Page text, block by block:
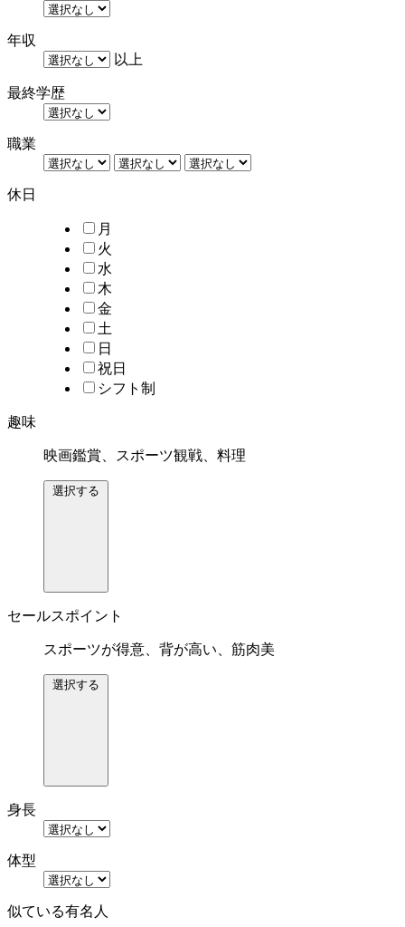
年収
以上
最終学歴
職業
休日
月
火
水
木
金
土
日
祝日
シフト制
趣味
映画鑑賞、スポーツ観戦、料理
選択する
セールスポイント
スポーツが得意、背が高い、筋肉美
選択する
身長
体型
似ている有名人